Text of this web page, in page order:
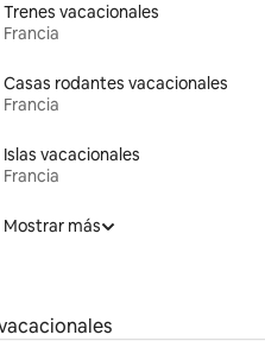
Trenes vacacionales
Francia
Casas rodantes vacacionales
Francia
Islas vacacionales
Francia
Mostrar más